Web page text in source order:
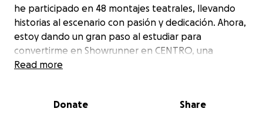
he participado en 48 montajes teatrales, llevando
historias al escenario con pasión y dedicación. Ahora,
estoy dando un gran paso al estudiar para
convertirme en Showrunner en CENTRO, una
oportunidad para expandir mis habilidades al mundo
Read more
Donate Share